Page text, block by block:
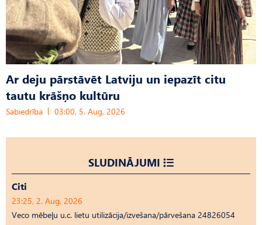
Ar deju pārstāvēt Latviju un iepazīt citu
tautu krāšņo kultūru
Sabiedrība 03:00, 5. Aug, 2026
SLUDINĀJUMI
Citi
23:25, 2. Aug, 2026
Veco mēbeļu u.c. lietu utilizācija/izvešana/pārvešana 24826054